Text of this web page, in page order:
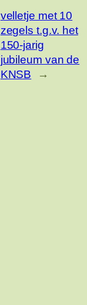
velletje met 10
zegels t.g.v. het
150-jarig
jubileum van de
KNSB
→